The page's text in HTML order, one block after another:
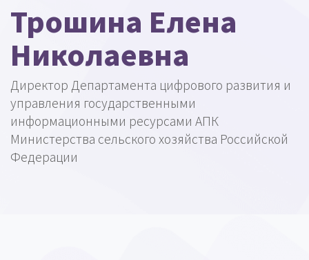
Трошина Елена
Николаевна
Директор Департамента цифрового развития и
управления государственными
информационными ресурсами АПК
Министерства сельского хозяйства Российской
Федерации